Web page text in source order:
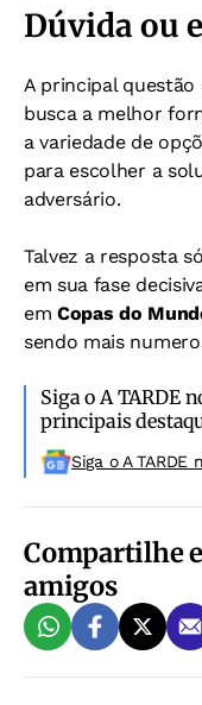
Dúvida ou
A principal questão
busca a melhor
a variedade de
para escolher a
adversário.
Talvez a resposta
em sua fase
emCopas do
sendo mais
Siga o A TARDE
principais
Siga o A TARDE
Compartilhe
amigos